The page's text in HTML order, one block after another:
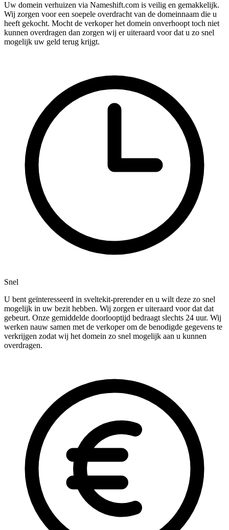
Uw domein verhuizen via Nameshift.com is veilig en gemakkelijk.
Wij zorgen voor een soepele overdracht van de domeinnaam die u
heeft gekocht. Mocht de verkoper het domein onverhoopt toch niet
kunnen overdragen dan zorgen wij er uiteraard voor dat u zo snel
mogelijk uw geld terug krijgt.
Snel
U bent geïnteresseerd in sveltekit-prerender en u wilt deze zo snel
mogelijk in uw bezit hebben. Wij zorgen er uiteraard voor dat dat
gebeurt. Onze gemiddelde doorlooptijd bedraagt slechts 24 uur. Wij
werken nauw samen met de verkoper om de benodigde gegevens te
verkrijgen zodat wij het domein zo snel mogelijk aan u kunnen
overdragen.